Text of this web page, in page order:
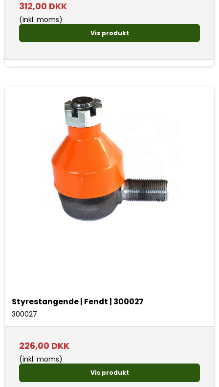
312,00 DKK
(inkl. moms)
Vis produkt
Styrestangende | Fendt | 300027
300027
226,00 DKK
(inkl. moms)
Vis produkt